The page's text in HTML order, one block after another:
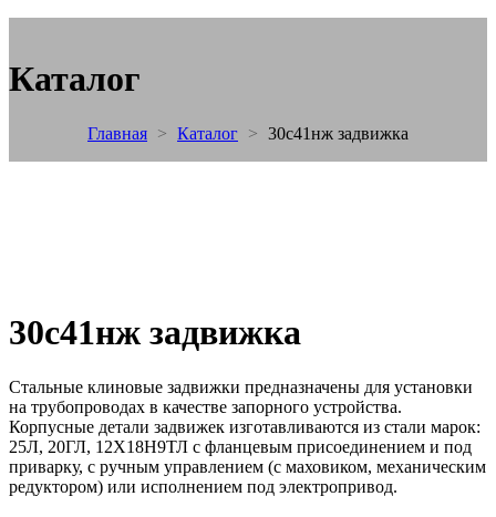
Каталог
Главная > Каталог > 30с41нж задвижка
30с41нж задвижка
Стальные клиновые задвижки предназначены для установки
на трубопроводах в качестве запорного устройства.
Корпусные детали задвижек изготавливаются из стали марок:
25Л, 20ГЛ, 12Х18Н9ТЛ с фланцевым присоединением и под
приварку, с ручным управлением (с маховиком, механическим
редуктором) или исполнением под электропривод.